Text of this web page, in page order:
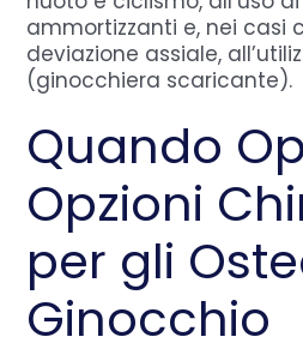
ammortizzanti e, nei casi
deviazione assiale,
(ginocchiera scaricante).
Quando
Opzioni
per gli
Ginocchio